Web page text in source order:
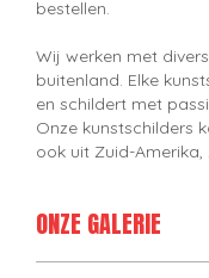
bestellen.
Wij werken met
buitenland. Elke
en schildert met
Onze kunstschilders
ook uit Zuid-Amerika,
ONZE GALERIE